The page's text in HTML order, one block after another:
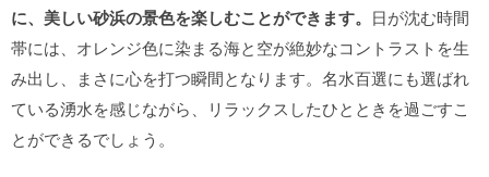
に、美しい砂浜の景色を楽しむことができます。 日が沈む時間
帯には、オレンジ色に染まる海と空が絶妙なコントラストを生
み出し、まさに心を打つ瞬間となります。名水百選にも選ばれ
ている湧水を感じながら、リラックスしたひとときを過ごすこ
とができるでしょう。